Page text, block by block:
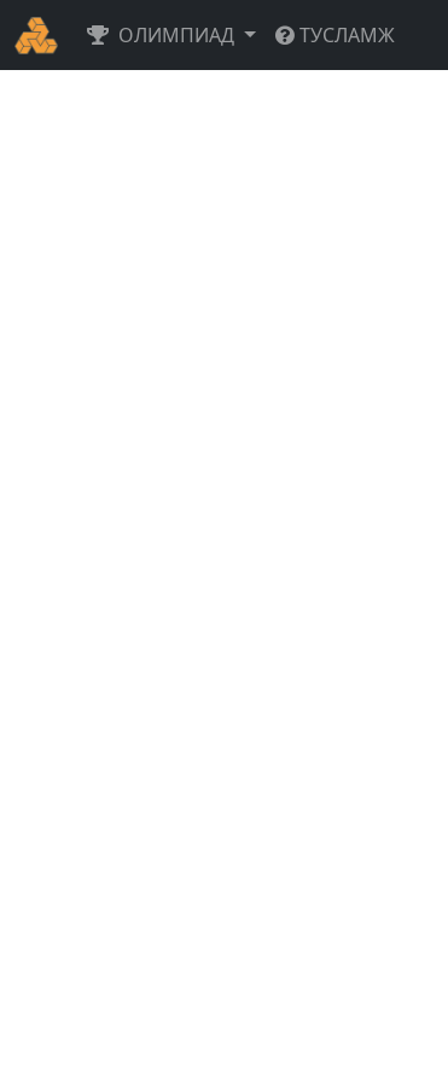
ОЛИМПИАД ТУСЛАМЖ